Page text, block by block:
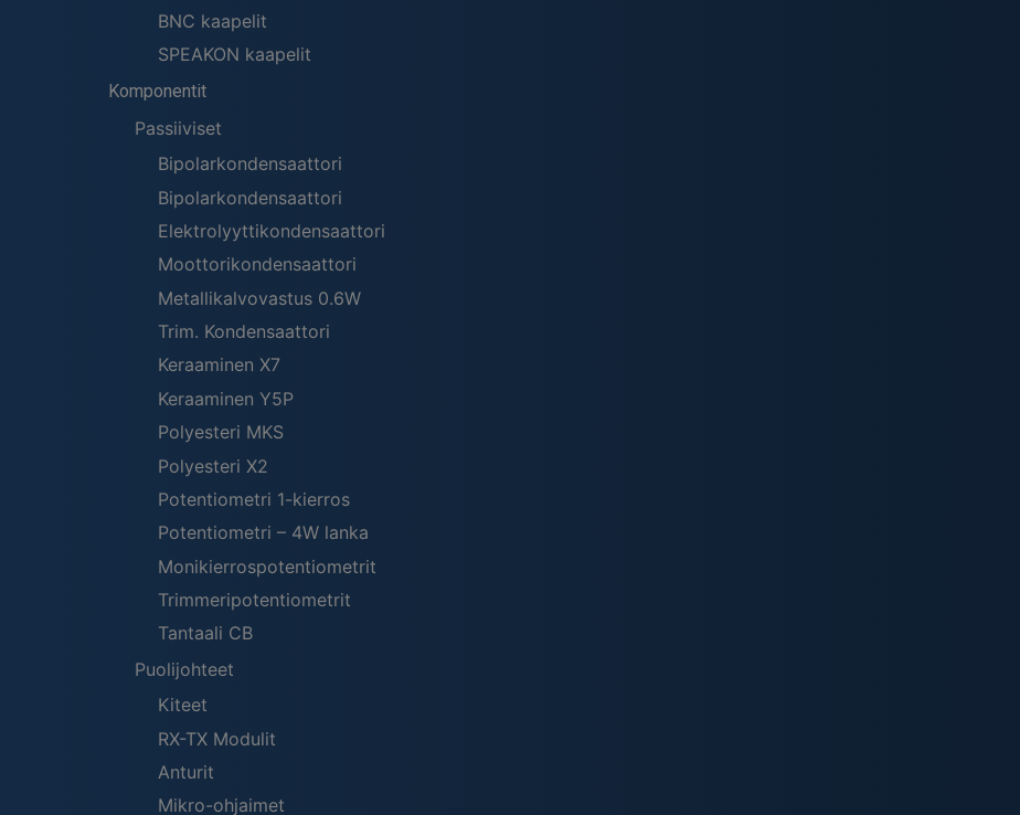
BNC kaapelit
SPEAKON kaapelit
Komponentit
Passiiviset
Bipolarkondensaattori
Bipolarkondensaattori
Elektrolyyttikondensaattori
Moottorikondensaattori
Metallikalvovastus 0.6W
Trim. Kondensaattori
Keraaminen X7
Keraaminen Y5P
Polyesteri MKS
Polyesteri X2
Potentiometri 1-kierros
Potentiometri – 4W lanka
Monikierrospotentiometrit
Trimmeripotentiometrit
Tantaali CB
Puolijohteet
Kiteet
RX-TX Modulit
Anturit
Mikro-ohjaimet